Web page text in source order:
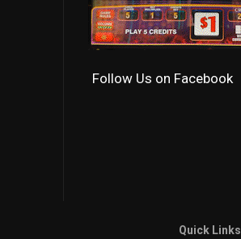
Follow Us on Facebook
Quick Links